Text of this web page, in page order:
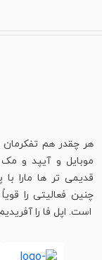
هر چقدر هم تفکرمان
موبایل و آیپد و
قدیمی تر ها مارا
چنین فعالیتی را
است. اپل فا را